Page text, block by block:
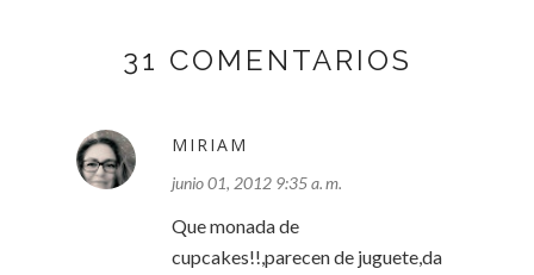
31 COMENTARIOS
MIRIAM
junio 01, 2012 9:35 a. m.
Que monada de
cupcakes!!,parecen de juguete,da